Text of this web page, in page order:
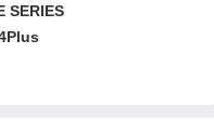
SERIES